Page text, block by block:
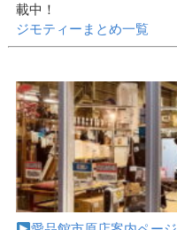
載中！
ジモティーまとめ一覧